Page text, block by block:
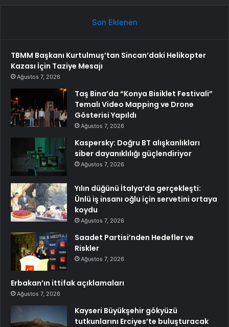
Son Eklenen
TBMM Başkanı Kurtulmuş’tan Sincan’daki Helikopter
Kazası İçin Taziye Mesajı
Ağustos 7, 2026
Taş Bina’da “Konya Bisiklet Festivali”
Temalı Video Mapping ve Drone
Gösterisi Yapıldı
Ağustos 7, 2026
Kaspersky: Doğru BT alışkanlıkları
siber dayanıklılığı güçlendiriyor
Ağustos 7, 2026
Yılın düğünü İtalya’da gerçekleşti:
Ünlü iş insanı oğlu için servetini ortaya
koydu
Ağustos 7, 2026
Saadet Partisi’nden Hedefler ve
Riskler
Ağustos 7, 2026
Erbakan’ın ittifak açıklamaları
Ağustos 7, 2026
Kayseri Büyükşehir gökyüzü
tutkunlarını Erciyes’te buluşturacak